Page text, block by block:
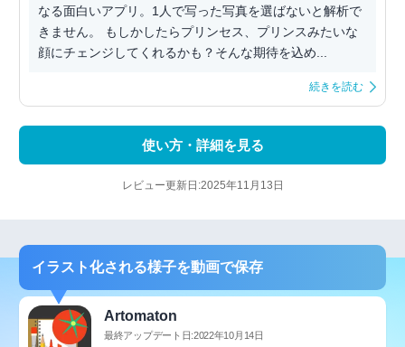
なる面白いアプリ。1人で写った写真を選ばないと解析で
きません。 もしかしたらプリンセス、プリンスみたいな
顔にチェンジしてくれるかも？そんな期待を込め...
続きを読む
使い方・詳細を見る
レビュー更新日:2025年11月13日
イラスト化される様子を動画で保存
Artomaton
最終アップデート日:2022年10月14日